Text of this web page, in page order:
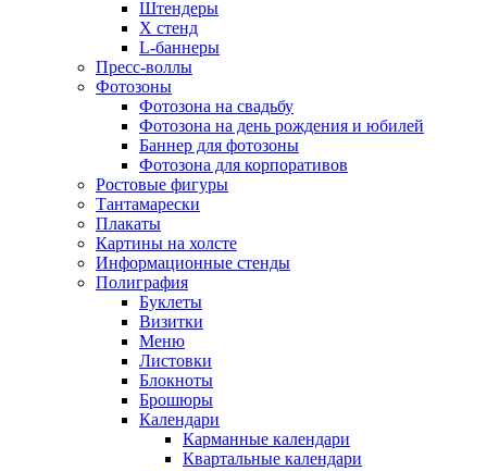
Штендеры
Х стенд
L-баннеры
Пресс-воллы
Фотозоны
Фотозона на свадьбу
Фотозона на день рождения и юбилей
Баннер для фотозоны
Фотозона для корпоративов
Ростовые фигуры
Тантамарески
Плакаты
Картины на холсте
Информационные стенды
Полиграфия
Буклеты
Визитки
Меню
Листовки
Блокноты
Брошюры
Календари
Карманные календари
Квартальные календари